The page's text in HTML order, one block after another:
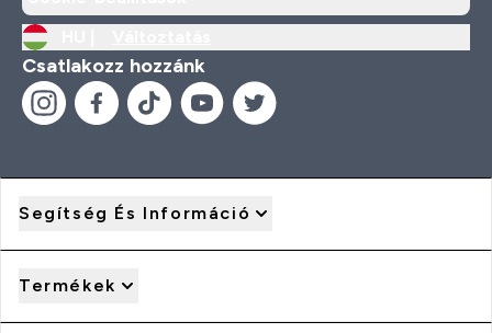
Csatlakozz hozzánk
Segítség És Információ
Termékek